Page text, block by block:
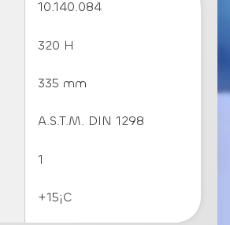
10.140.084
320 H
335 mm
A.S.T.M. DIN 1298
1
+15¡C